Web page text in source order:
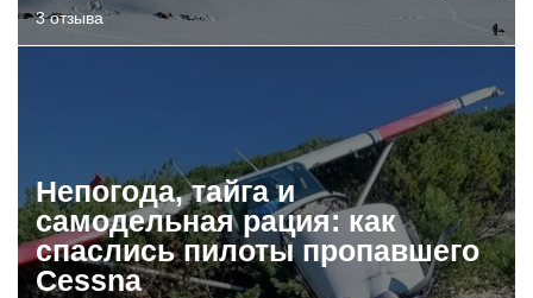
3 отзыва
Непогода, тайга и
самодельная рация: как
спаслись пилоты пропавшего
Cessna